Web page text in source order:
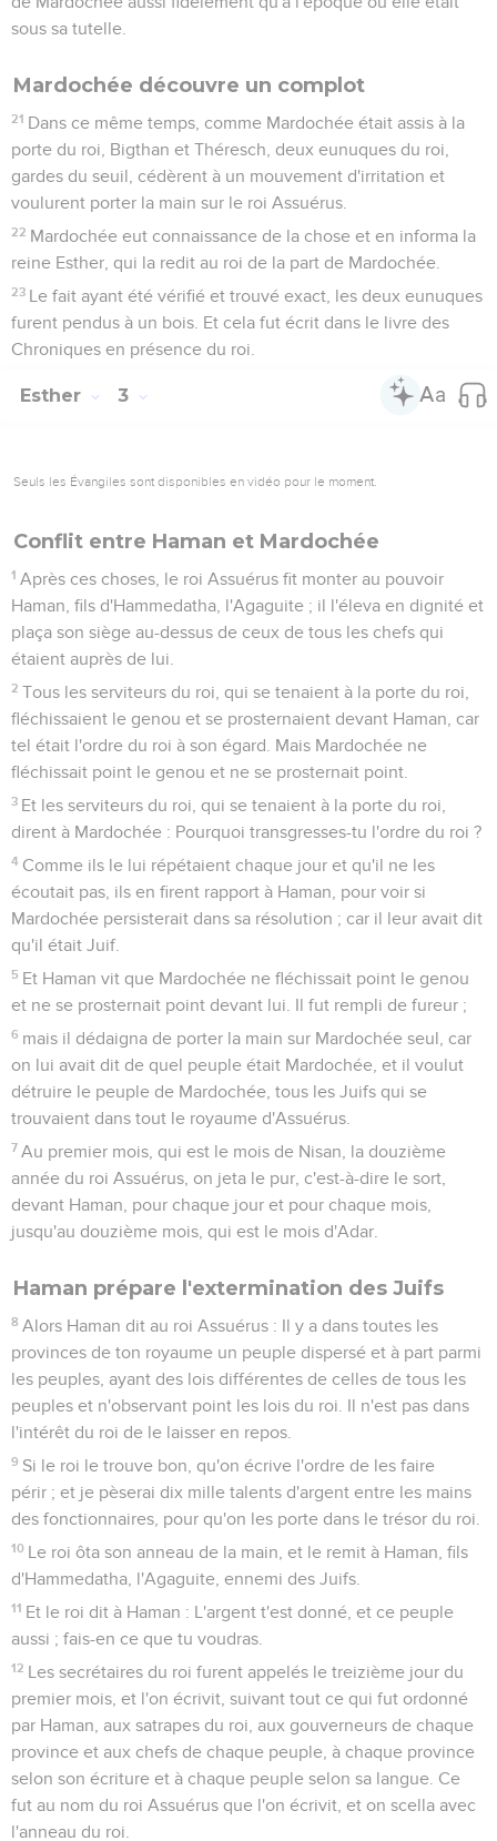
père vous périrez. Et qui sait si ce n'est pas pour un temps
Esther envoya dire à Mardochée :
jeûnez pour moi, sans manger ni boire pendant trois jours, ni
la nuit ni le jour. Moi aussi, je jeûnerai de même avec mes
servantes, puis j'entrerai chez le roi, malgré la loi ; et si je
dois périr, je périrai.
Mardochée s'en alla, et fit tout ce qu'Esther lui avait
ordonné.
Esther 5
Seuls les Évangiles sont disponibles en vidéo pour le moment.
présenta dans la cour intérieure de la maison du roi, devant
maison royale, en face de l'entrée de la maison.
2
Lorsque le roi vit la reine Esther debout dans la cour, elle
trouva grâce à ses yeux ; et le roi tendit à Esther le sceptre
d'or qu'il tenait à la main. Esther s'approcha, et toucha le
bout du sceptre.
3 Le roi lui dit : Qu'as-tu, reine Esther, et que demandes-tu ?
Quand ce serait la moitié du royaume, elle te serait donnée.
aujourd'hui avec Haman au festin que je lui ai préparé.
désire Esther. Le roi se rendit avec Haman au festin qu'avait
préparé Esther.
Et pendant qu'on buvait le vin, le roi dit à Esther : Quelle
Quand ce serait la moitié du royaume, tu l'obtiendras.
désire.
Si j'ai trouvé grâce aux yeux du roi, et s'il plaît au roi
d'accorder ma demande et de satisfaire mon désir, que le roi
demain je donnerai réponse au roi selon son ordre.
Haman prépare un gibet pour Mardochée
lorsqu'il vit, à la porte du roi, Mardochée qui ne se levait ni
Mardochée.
Il sut néanmoins se contenir, et il alla chez lui. Puis il
envoya chercher ses amis et Zéresch, sa femme.
11 Haman leur parla de la magnificence de ses richesses, du
nombre de ses fils, de tout ce qu'avait fait le roi pour l'élever
en dignité, et du rang qu'il lui avait donné au-dessus des
chefs et des serviteurs du roi.
Et il ajouta : Je suis même le seul que la reine Esther ait
admis avec le roi au festin qu'elle a fait, et je suis encore
Mais tout cela n'est d'aucun prix pour moi aussi longtemps
Zéresch, sa femme, et tous ses amis lui dirent : Qu'on
prépare un bois haut de cinquante coudées, et demain matin
demande au roi qu'on y pende Mardochée ; puis tu iras
joyeux au festin avec le roi. Cet avis plut à Haman, et il fit
préparer le bois.